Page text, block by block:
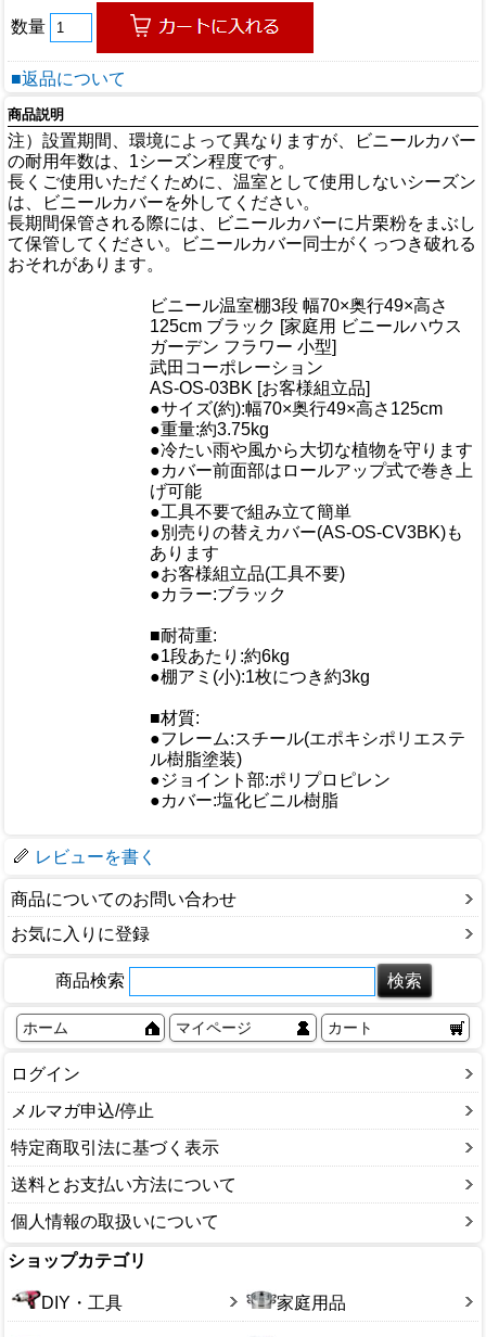
数量
■返品について
商品説明
注）設置期間、環境によって異なりますが、ビニールカバー
の耐用年数は、1シーズン程度です。
長くご使用いただくために、温室として使用しないシーズン
は、ビニールカバーを外してください。
長期間保管される際には、ビニールカバーに片栗粉をまぶし
て保管してください。ビニールカバー同士がくっつき破れる
おそれがあります。
ビニール温室棚3段 幅70×奥行49×高さ
125cm ブラック [家庭用 ビニールハウス
ガーデン フラワー 小型]
武田コーポレーション
AS-OS-03BK [お客様組立品]
●サイズ(約):幅70×奥行49×高さ125cm
●重量:約3.75kg
●冷たい雨や風から大切な植物を守ります
●カバー前面部はロールアップ式で巻き上
げ可能
●工具不要で組み立て簡単
●別売りの替えカバー(AS-OS-CV3BK)も
あります
●お客様組立品(工具不要)
●カラー:ブラック
■耐荷重:
●1段あたり:約6kg
●棚アミ(小):1枚につき約3kg
■材質:
●フレーム:スチール(エポキシポリエステ
ル樹脂塗装)
●ジョイント部:ポリプロピレン
●カバー:塩化ビニル樹脂
レビューを書く
商品についてのお問い合わせ
お気に入りに登録
商品検索
ホーム マイページ カート
ログイン
メルマガ申込/停止
特定商取引法に基づく表示
送料とお支払い方法について
個人情報の取扱いについて
ショップカテゴリ
DIY・工具 家庭用品